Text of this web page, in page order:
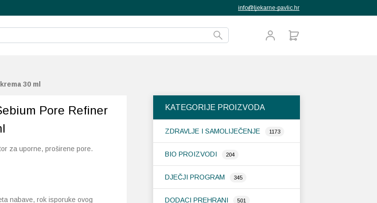
info@ljekarne-pavlic.hr
30 ml
KATEGORIJE PROIZVODA
ZDRAVLJE I SAMOLIJEČENJE 1173
BIO PROIZVODI 204
DJEČJI PROGRAM 345
DODACI PREHRANI 501
Pore Refiner
za uporne, proširene pore.
nabave, rok isporuke ovog